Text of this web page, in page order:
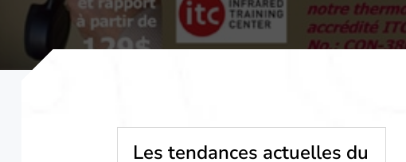
Les tendances actuelles du